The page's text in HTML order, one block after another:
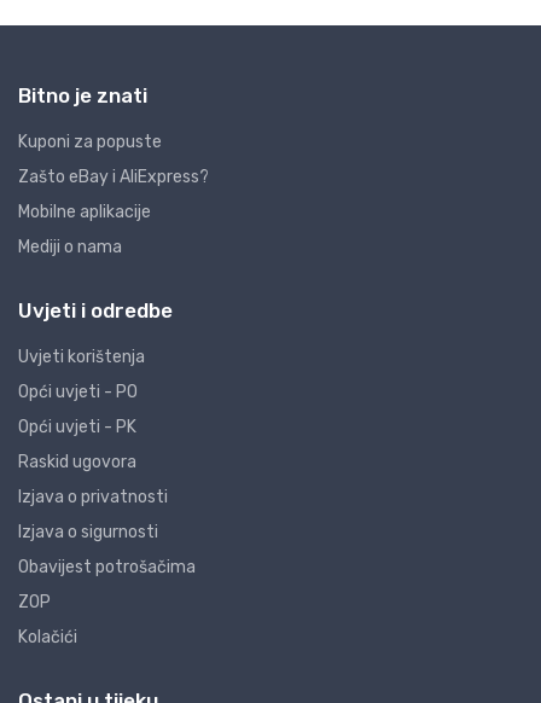
Bitno je znati
Kuponi za popuste
Zašto eBay i AliExpress?
Mobilne aplikacije
Mediji o nama
Uvjeti i odredbe
Uvjeti korištenja
Opći uvjeti - PO
Opći uvjeti - PK
Raskid ugovora
Izjava o privatnosti
Izjava o sigurnosti
Obavijest potrošačima
ZOP
Kolačići